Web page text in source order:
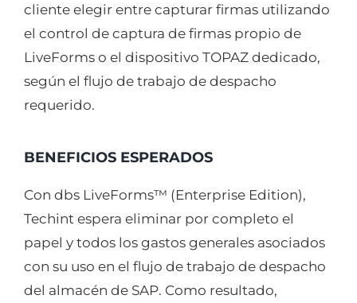
cliente elegir entre capturar firmas utilizando
el control de captura de firmas propio de
LiveForms o el dispositivo TOPAZ dedicado,
según el flujo de trabajo de despacho
requerido.
BENEFICIOS ESPERADOS
Con dbs LiveForms™ (Enterprise Edition),
Techint espera eliminar por completo el
papel y todos los gastos generales asociados
con su uso en el flujo de trabajo de despacho
del almacén de SAP. Como resultado,